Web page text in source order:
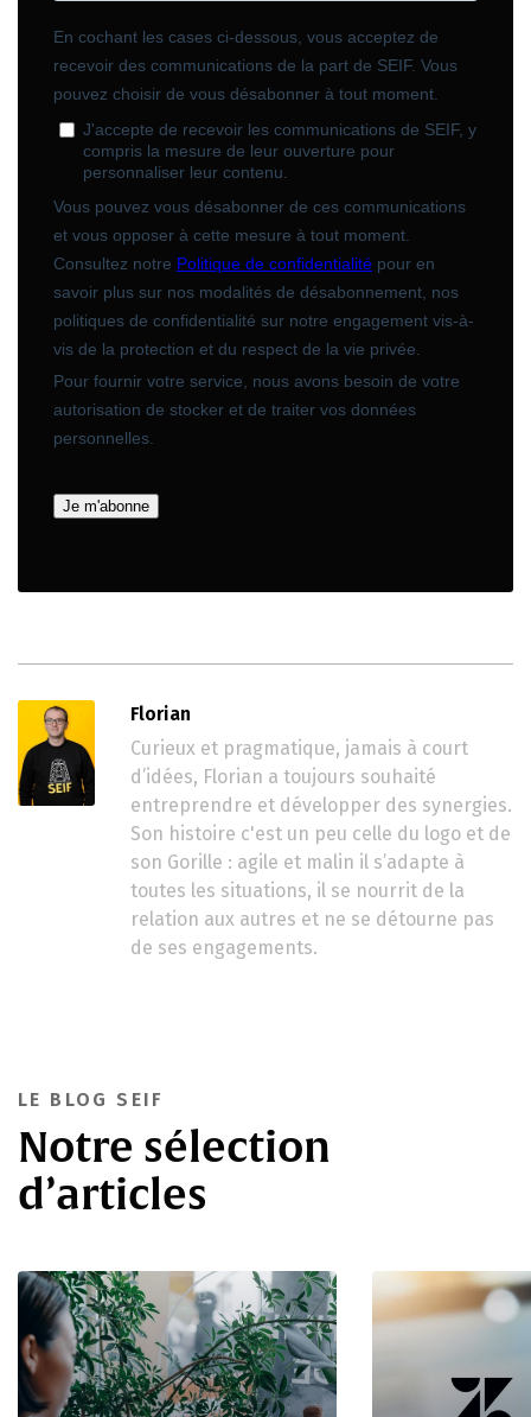
Florian
Curieux et pragmatique, jamais à court
d’idées, Florian a toujours souhaité
entreprendre et développer des synergies.
Son histoire c'est un peu celle du logo et de
son Gorille : agile et malin il s’adapte à
toutes les situations, il se nourrit de la
relation aux autres et ne se détourne pas
de ses engagements.
LE BLOG SEIF
Notre sélection
d’articles